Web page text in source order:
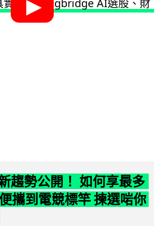
趨勢公開！ 如何享最多
攜到電競標竿 揀選啱你